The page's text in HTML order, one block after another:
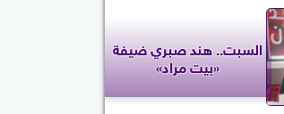
السبت.. هند صبري ضيفة
«بيت مراد»